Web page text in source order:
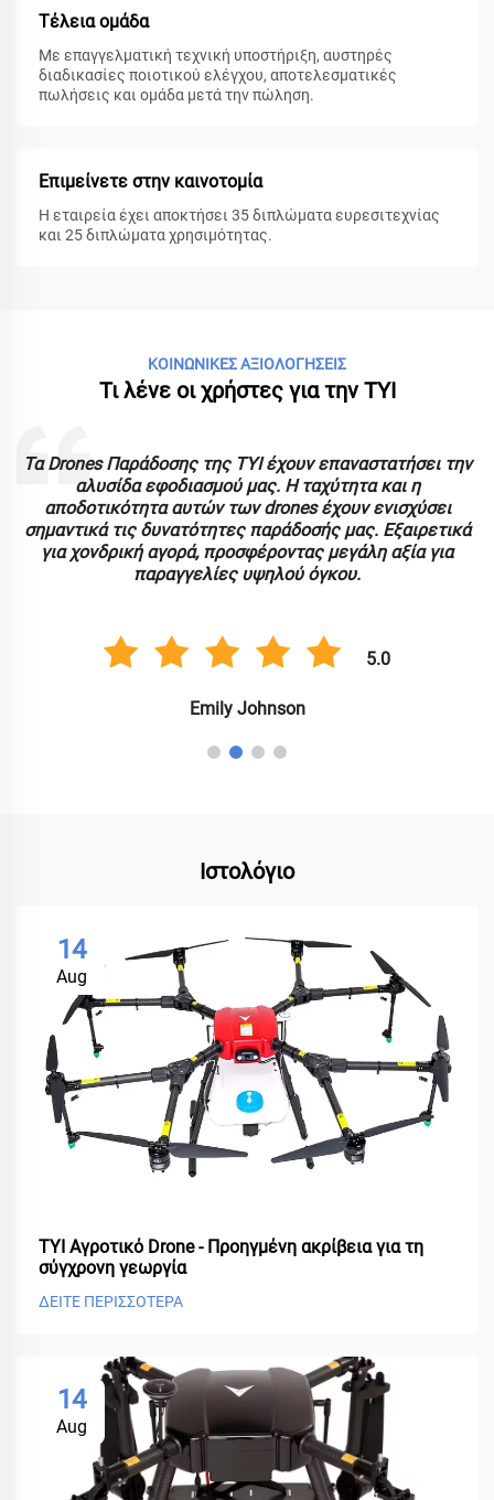
Τέλεια ομάδα
Με επαγγελματική τεχνική υποστήριξη, αυστηρές
διαδικασίες ποιοτικού ελέγχου, αποτελεσματικές
πωλήσεις και ομάδα μετά την πώληση.
Επιμείνετε στην καινοτομία
Η εταιρεία έχει αποκτήσει 35 διπλώματα ευρεσιτεχνίας
και 25 διπλώματα χρησιμότητας.
ΚΟΙΝΩΝΙΚΕΣ ΑΞΙΟΛΟΓΗΣΕΙΣ
Τι λένε οι χρήστες για την TYI
Τα Drones Παράδοσης της TYI έχουν επαναστατήσει την
αλυσίδα εφοδιασμού μας. Η ταχύτητα και η
αποδοτικότητα αυτών των drones έχουν ενισχύσει
σημαντικά τις δυνατότητες παράδοσής μας. Εξαιρετικά
για χονδρική αγορά, προσφέροντας μεγάλη αξία για
παραγγελίες υψηλού όγκου.
5.0
Emily Johnson
Ιστολόγιο
14
Aug
ΤΥΙ Αγροτικό Drone - Προηγμένη ακρίβεια για τη
σύγχρονη γεωργία
ΔΕΙΤΕ ΠΕΡΙΣΣΟΤΕΡΑ
14
Aug